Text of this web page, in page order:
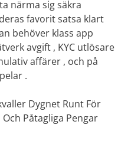
närma sig säkra
favorit satsa klart
behöver klass app
avgift , KYC utlösare
affärer , och på
.
Dygnet Runt För
Och Påtagliga Pengar